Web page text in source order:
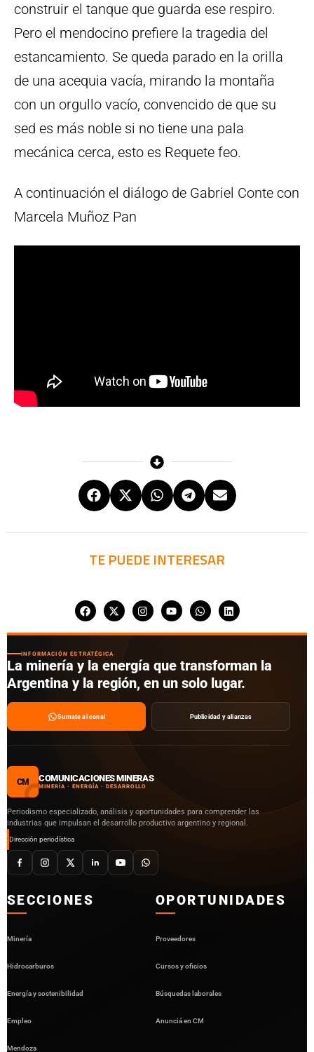
construir el tanque que guarda ese respiro.
Pero el mendocino prefiere la tragedia del
estancamiento. Se queda parado en la orilla
de una acequia vacía, mirando la montaña
con un orgullo vacío, convencido de que su
sed es más noble si no tiene una pala
mecánica cerca, esto es Requete feo.
A continuación el diálogo de Gabriel Conte con
Marcela Muñoz Pan
TE PUEDE INTERESAR
INFORMACIÓN ESTRATÉGICA
La minería y la energía que transforman la
Argentina y la región, en un solo lugar.
Sumate al canal Publicidad y alianzas
CM COMUNICACIONES MINERAS
MINERÍA · ENERGÍA · DESARROLLO
Periodismo especializado, análisis y oportunidades para comprender las
industrias que impulsan el desarrollo productivo argentino y regional.
Dirección periodística
SECCIONES
Minería
Hidrocarburos
Energía y sostenibilidad
Empleo
Mendoza
OPORTUNIDADES
Proveedores
Cursos y oficios
Búsquedas laborales
Anunciá en CM